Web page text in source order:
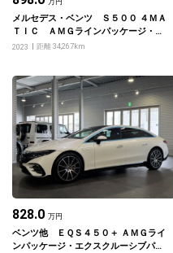
万円
メルセデス・ベンツ Ｓ５００ ４ＭＡ
ＴＩＣ ＡＭＧラインパッケージ・レ
ザーエクスクルーシブパッケージ・ベ
2023 距離 34,267km
828.0 万円
ベンツ他 ＥＱＳ４５０＋ ＡＭＧライ
ンパッケージ・エクスクルーシブパッ